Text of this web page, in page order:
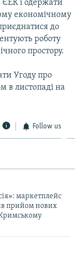
і одержати
економічному
до
роботу
простору.
Угоду про
в листопаді на
Follow us
маркетплейс
прийом нових